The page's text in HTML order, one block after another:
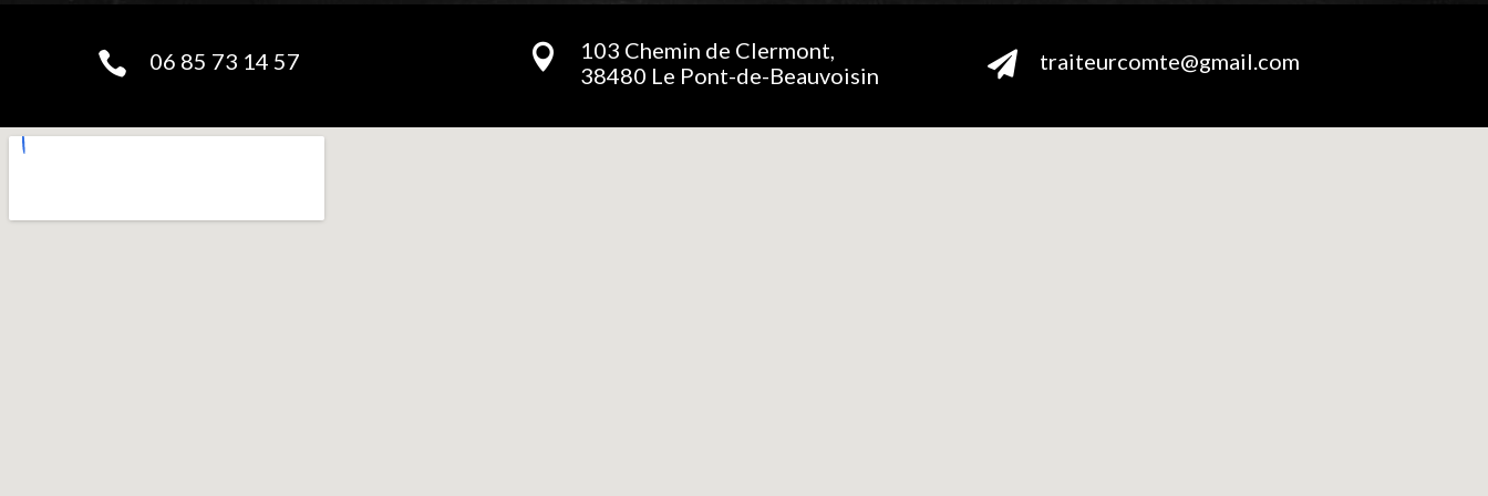
 06 85 73 14 57 
103 Chemin de Clermont,
38480 Le Pont-de-Beauvoisin
 traiteurcomte@gmail.com